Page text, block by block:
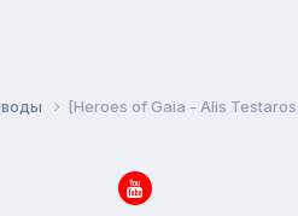
[Heroes of Gaia - Alis